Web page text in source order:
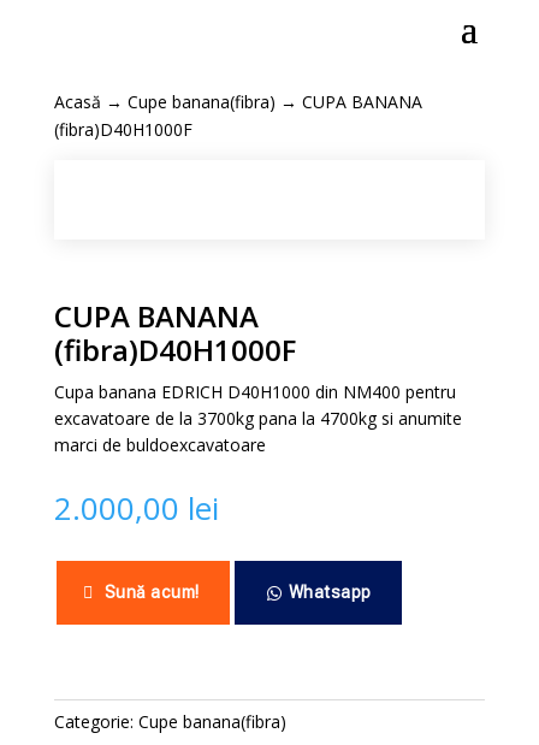
Acasă → Cupe banana(fibra) → CUPA BANANA
(fibra)D40H1000F
CUPA BANANA
(fibra)D40H1000F
Cupa banana EDRICH D40H1000 din NM400 pentru
excavatoare de la 3700kg pana la 4700kg si anumite
marci de buldoexcavatoare
2.000,00 lei
Sună acum! Whatsapp
Categorie: Cupe banana(fibra)